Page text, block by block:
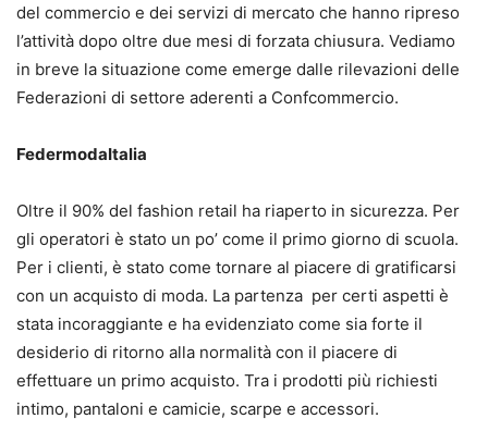
del commercio e dei servizi di mercato che hanno ripreso
l’attività dopo oltre due mesi di forzata chiusura. Vediamo
in breve la situazione come emerge dalle rilevazioni delle
Federazioni di settore aderenti a Confcommercio.
FedermodaItalia
Oltre il 90% del fashion retail ha riaperto in sicurezza. Per
gli operatori è stato un po’ come il primo giorno di scuola.
Per i clienti, è stato come tornare al piacere di gratificarsi
con un acquisto di moda. La partenza per certi aspetti è
stata incoraggiante e ha evidenziato come sia forte il
desiderio di ritorno alla normalità con il piacere di
effettuare un primo acquisto. Tra i prodotti più richiesti
intimo, pantaloni e camicie, scarpe e accessori.